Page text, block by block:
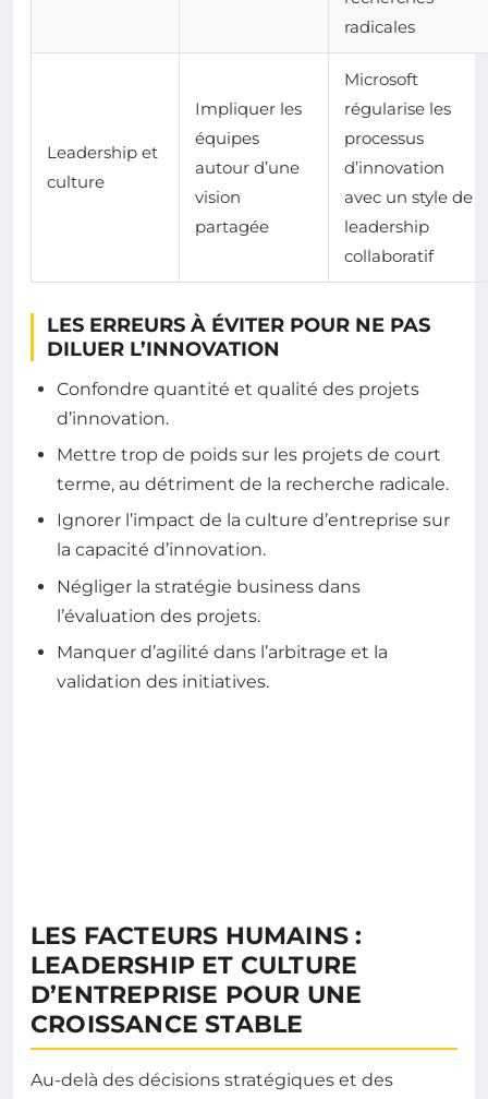
radicales
Leadership et
culture
Impliquer les
équipes
autour d’une
vision
partagée
Microsoft
régularise les
processus
d’innovation
avec un style de
leadership
collaboratif
LES ERREURS À ÉVITER POUR NE PAS
DILUER L’INNOVATION
Confondre quantité et qualité des projets
d’innovation.
Mettre trop de poids sur les projets de court
terme, au détriment de la recherche radicale.
Ignorer l’impact de la culture d’entreprise sur
la capacité d’innovation.
Négliger la stratégie business dans
l’évaluation des projets.
Manquer d’agilité dans l’arbitrage et la
validation des initiatives.
LES FACTEURS HUMAINS :
LEADERSHIP ET CULTURE
D’ENTREPRISE POUR UNE
CROISSANCE STABLE
Au-delà des décisions stratégiques et des